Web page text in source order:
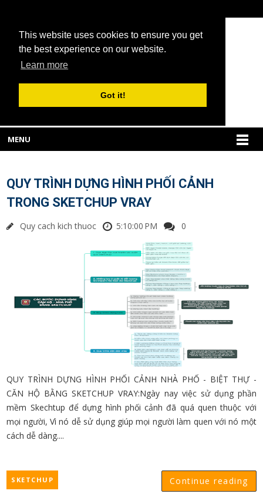
This website uses cookies to ensure you get
the best experience on our website.
Learn more
Got it!
MENU
QUY TRÌNH DỰNG HÌNH PHỐI CẢNH
TRONG SKETCHUP VRAY
Quy cach kich thuoc 5:10:00 PM 0
QUY TRÌNH DỰNG HÌNH PHỐI CẢNH NHÀ PHỐ - BIỆT THỰ -
CĂN HỘ BẰNG SKETCHUP VRAY:Ngày nay việc sử dụng phần
mềm Skechtup để dựng hình phối cảnh đã quá quen thuộc với
mọi người, Vì nó dễ sử dụng giúp mọi người làm quen với nó một
cách dễ dàng....
Continue reading
SKETCHUP